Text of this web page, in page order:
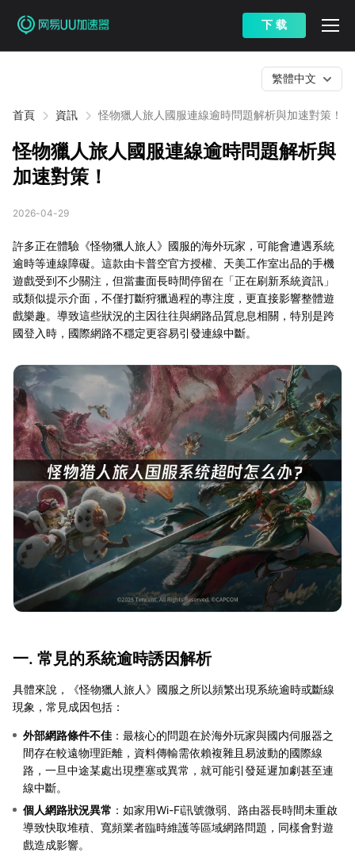
下 载
首頁 資訊 怪物獵人旅人國服連線逾時問題解析與加速對策！
繁體中文
怪物獵人旅人國服連線逾時問題解析與
加速對策！
2026-04-29
許多正在體驗《怪物獵人旅人》國服的海外玩家，可能會遭遇系統
逾時等連線障礙。這款由卡普空官方授權、天美工作室出品的手機
遊戲受到不少關注，但當畫面長時間停留在「正在刷新系統資訊」
或類似提示介面，不僅打斷狩獵過程的專注度，更直接影響整體遊
戲樂趣。導致這些狀況的主因往往與網路品質息息相關，特別是跨
國登入時，國際網路不穩定更容易引發連線中斷。
一. 常見的系統逾時誘因解析
具體來說，《怪物獵人旅人》國服之所以頻繁出現系統逾時或斷線
現象，常見成因包括：
外部網路條件不佳 ：最核心的問題在於海外玩家與國内伺服器之
間存在較遠物理距離，資料傳輸需依賴複雜且易波動的國際線
路，一旦中途某處出現壅塞或異常，就可能引發延遲加劇甚至連
線中斷。
個人網路狀況異常 ：如家用Wi-Fi訊號微弱、路由器長時間未重啟
導致快取堆積、寬頻業者臨時維護等區域網路問題，同樣會對遊
戲造成影響。